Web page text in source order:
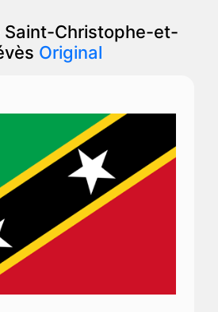
Saint-Christophe-et-
Original